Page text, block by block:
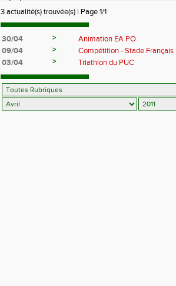
3 actualité(s) trouvée(s) | Page 1/1
30/04 >
Animation EA PO
09/04
>
Compétition - Stade Français
03/04
> Triathlon du PUC